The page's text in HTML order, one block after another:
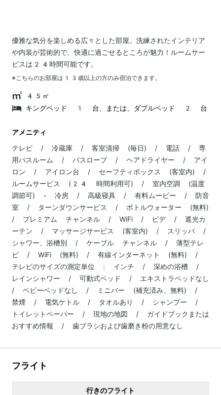
優雅な気分を楽しめる広々とした部屋。洗練されたインテリア
や内装が芸術的で、快適に過ごせるところが魅力！ルームサー
ビスは24時間可能です。
※こちらのお部屋は 13 歳以上の方のみ宿泊できます。
45㎡
キングベッド 1 台、または、ダブルベッド 2 台
アメニティ
テレビ / 冷蔵庫 / 客室清掃 (毎日) / 電話 / 専
用バスルーム / バスローブ / ヘアドライヤー / アイ
ロン / アイロン台 / セーフティボックス (客室内) /
ルームサービス (24 時間利用可) / 室内空調 (温度
調節可) - 冷房 / 高級寝具 / 有料ムービー / 防音
室 / ターンダウンサービス / ボトルウォーター (無料)
/ プレミアム チャンネル / WiFi / ビデ / 遮光カ
ーテン / マッサージサービス (客室内) / スリッパ /
シャワー、浴槽別 / ケーブル チャンネル / 薄型テレ
ビ / WiFi (無料) / 有線インターネット (無料) /
テレビのサイズの測定単位 : インチ / 深めの浴槽 /
レインシャワー / 可動式ベッド / エキストラベッドなし
/ ベビーベッドなし / ミニバー (補充済み、無料) /
禁煙 / 電気ケトル / タオルあり / シャンプー /
トイレットペーパー / 現地の地図 / ガイドブックまたは
おすすめ情報 / 歯ブラシおよび歯磨き粉の用意なし
フライト
行きのフライト